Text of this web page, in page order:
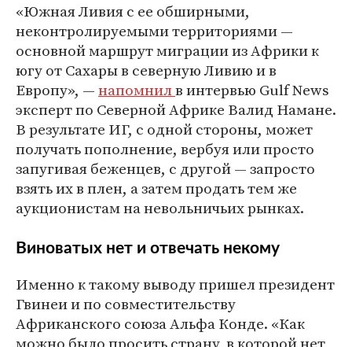
«Южная Ливия с ее обширными,
неконтролируемыми территориями —
основной маршрут миграции из Африки к
югу от Сахары в северную Ливию и в
Европу», —напомнилв интервью Gulf News
эксперт по Северной Африке Валид Намане.
В результате ИГ, с одной стороны, может
получать пополнение, вербуя или просто
запугивая беженцев, с другой — запросто
взять их в плен, а затем продать тем же
аукционистам на невольничьих рынках.
Виноватых нет и отвечать некому
Именно к такому выводу пришел президент
Гвинеи и по совместительству
Африканского союза Альфа Конде. «Как